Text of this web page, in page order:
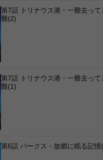
第7話 トリナウス港・一難去って
難(2)
第7話 トリナウス港・一難去って
難(1)
第6話 パークス・故郷に眠る記憶